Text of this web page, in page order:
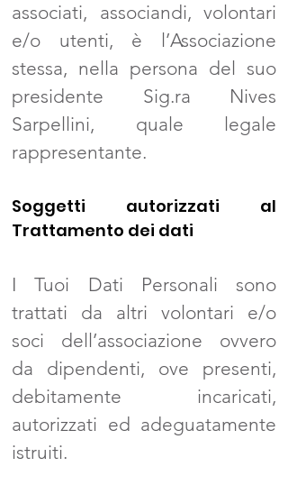
associati, associandi, volontari
e/o utenti, è l’Associazione
stessa, nella persona del suo
presidente Sig.ra Nives
Sarpellini, quale legale
rappresentante.
Soggetti autorizzati al
Trattamento dei dati
I Tuoi Dati Personali sono
trattati da altri volontari e/o
soci dell’associazione ovvero
da dipendenti, ove presenti,
debitamente incaricati,
autorizzati ed adeguatamente
istruiti.